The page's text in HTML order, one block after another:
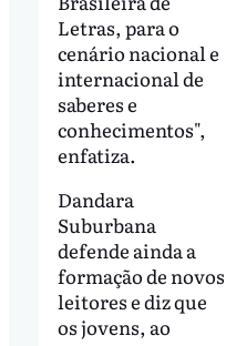
Letras, para o
cenário nacional e
internacional de
saberes e
conhecimentos",
enfatiza.
Dandara
Suburbana
defende ainda a
formação de novos
leitores e diz que
os jovens, ao